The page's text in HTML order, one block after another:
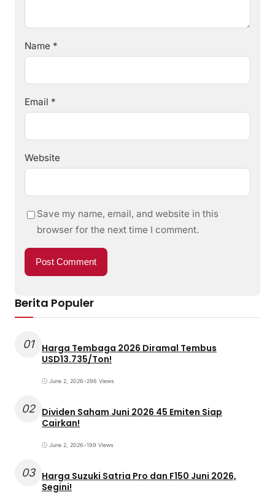
Name *
Email *
Website
Save my name, email, and website in this
browser for the next time I comment.
Berita Populer
01
Harga Tembaga 2026 Diramal Tembus
USD13.735/Ton!
June 2, 2026•296 Views
02 Dividen Saham Juni 2026 45 Emiten Siap
Cairkan!
June 2, 2026•199 Views
03 Harga Suzuki Satria Pro dan F150 Juni 2026,
Segini!